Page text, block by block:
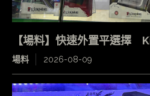
【場料】快速外置平選擇
場料 2026-08-09